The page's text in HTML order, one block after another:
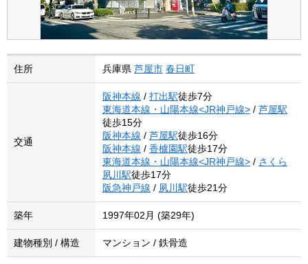
住所 兵庫県 芦屋市 春日町
交通
阪神本線 / 打出駅徒歩7分
東海道本線・山陽本線<JR神戸線> / 芦屋駅
徒歩15分
阪神本線 / 芦屋駅徒歩16分
阪神本線 / 香櫨園駅徒歩17分
東海道本線・山陽本線<JR神戸線> / さくら
夙川駅徒歩17分
阪急神戸線 / 夙川駅徒歩21分
築年 1997年02月 (築29年)
建物種別 / 構造 マンション / 鉄骨造